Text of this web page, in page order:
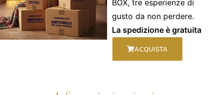
BOX, tre esperienze di
gusto da non perdere.
La spedizione è gratuita
ACQUISTA